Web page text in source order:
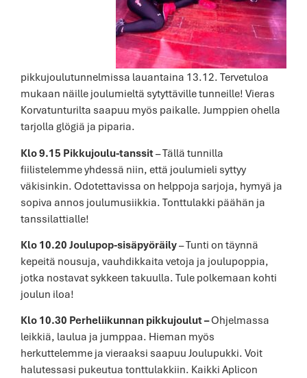
pikkujoulutunnelmissa lauantaina 13.12. Tervetuloa
mukaan näille joulumieltä sytyttäville tunneille! Vieras
Korvatunturilta saapuu myös paikalle. Jumppien ohella
tarjolla glögiä ja piparia.
Klo 9.15 Pikkujoulu-tanssit– Tällä tunnilla
fiilistelemme yhdessä niin, että joulumieli syttyy
väkisinkin. Odotettavissa on helppoja sarjoja, hymyä ja
sopiva annos joulumusiikkia. Tonttulakki päähän ja
tanssilattialle!
Klo 10.20 Joulupop-sisäpyöräily– Tunti on täynnä
kepeitä nousuja, vauhdikkaita vetoja ja joulupoppia,
jotka nostavat sykkeen takuulla. Tule polkemaan kohti
joulun iloa!
Klo 10.30 Perheliikunnan pikkujoulut –Ohjelmassa
leikkiä, laulua ja jumppaa. Hieman myös
herkuttelemme ja vieraaksi saapuu Joulupukki. Voit
halutessasi pukeutua tonttulakkiin. Kaikki Aplicon